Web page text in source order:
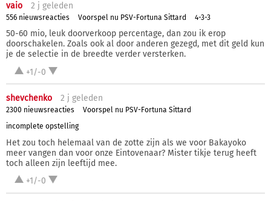
vaio 2 j geleden
556 nieuwsreacties Voorspel nu PSV-Fortuna Sittard 4-3-3
50-60 mio, leuk doorverkoop percentage, dan zou ik erop
doorschakelen. Zoals ook al door anderen gezegd, met dit geld kun
je de selectie in de breedte verder versterken.
+1/-0
shevchenko 2 j geleden
2300 nieuwsreacties
Voorspel nu PSV-Fortuna Sittard
incomplete opstelling
Het zou toch helemaal van de zotte zijn als we voor Bakayoko
meer vangen dan voor onze Eintovenaar? Mister tikje terug heeft
toch alleen zijn leeftijd mee.
+1/-0